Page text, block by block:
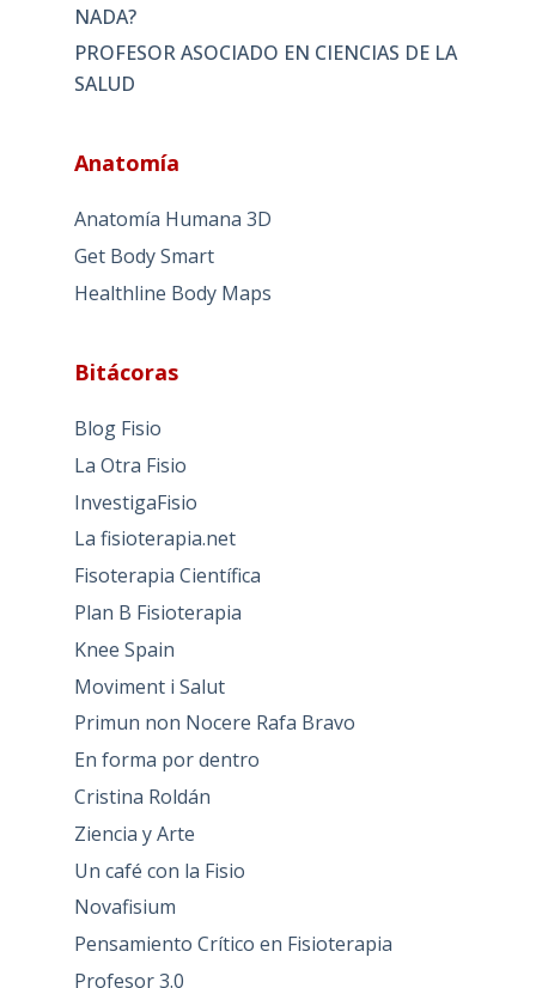
NADA?
PROFESOR ASOCIADO EN CIENCIAS DE LA
SALUD
Anatomía
Anatomía Humana 3D
Get Body Smart
Healthline Body Maps
Bitácoras
Blog Fisio
La Otra Fisio
InvestigaFisio
La fisioterapia.net
Fisoterapia Científica
Plan B Fisioterapia
Knee Spain
Moviment i Salut
Primun non Nocere Rafa Bravo
En forma por dentro
Cristina Roldán
Ziencia y Arte
Un café con la Fisio
Novafisium
Pensamiento Crítico en Fisioterapia
Profesor 3.0